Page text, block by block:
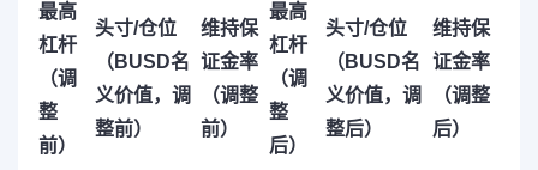
最高
杠杆
（调
整
前）
头寸/仓位
（BUSD名
义价值，调
整前）
维持保
证金率
（调整
前）
最高
杠杆
（调
整
后）
头寸/仓位
（BUSD名
义价值，调
整后）
维持保
证金率
（调整
后）